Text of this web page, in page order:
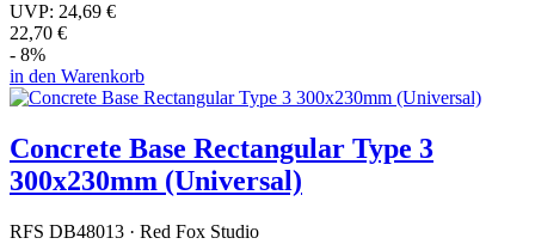
UVP: 24,69 €
22,70 €
- 8%
in den Warenkorb
Concrete Base Rectangular Type 3
300x230mm (Universal)
RFS DB48013 · Red Fox Studio